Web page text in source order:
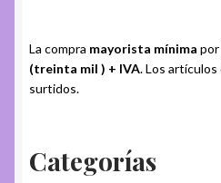
La compra mayorista mínima
(treinta mil ) + IVA. Los
surtidos.
Categorías